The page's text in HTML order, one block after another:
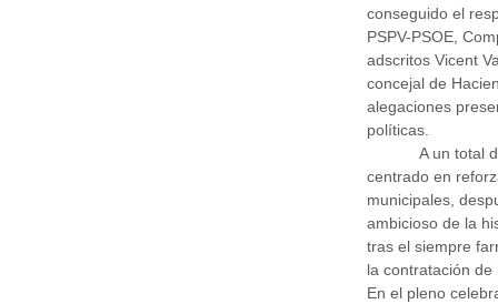
conseguido el
PSPV-PSOE,
adscritos Vicent
concejal de
alegaciones
políticas.
A un total
centrado en
municipales,
ambicioso de la
tras el siempre
la contratación
En el pleno